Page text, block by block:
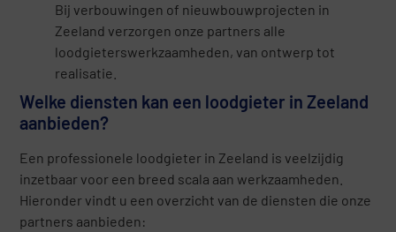
Bij verbouwingen of nieuwbouwprojecten in
Zeeland verzorgen onze partners alle
loodgieterswerkzaamheden, van ontwerp tot
realisatie.
Welke diensten kan een loodgieter in Zeeland
aanbieden?
Een professionele loodgieter in Zeeland is veelzijdig
inzetbaar voor een breed scala aan werkzaamheden.
Hieronder vindt u een overzicht van de diensten die onze
partners aanbieden: